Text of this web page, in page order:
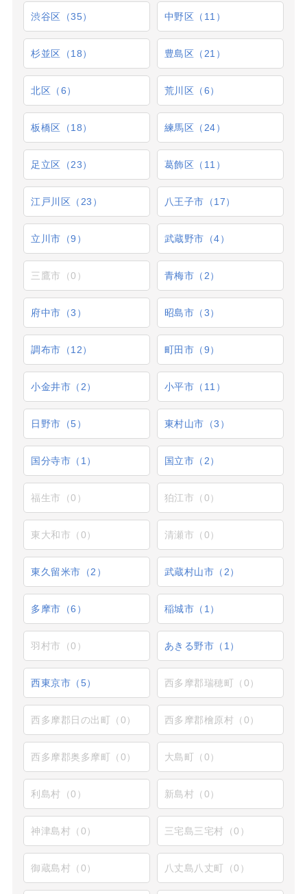
渋谷区（35） 中野区（11）
杉並区（18） 豊島区（21）
北区（6） 荒川区（6）
板橋区（18） 練馬区（24）
足立区（23） 葛飾区（11）
江戸川区（23） 八王子市（17）
立川市（9） 武蔵野市（4）
三鷹市（0） 青梅市（2）
府中市（3） 昭島市（3）
調布市（12） 町田市（9）
小金井市（2） 小平市（11）
日野市（5） 東村山市（3）
国分寺市（1） 国立市（2）
福生市（0） 狛江市（0）
東大和市（0） 清瀬市（0）
東久留米市（2） 武蔵村山市（2）
多摩市（6） 稲城市（1）
羽村市（0） あきる野市（1）
西東京市（5） 西多摩郡瑞穂町（0）
西多摩郡日の出町（0） 西多摩郡檜原村（0）
西多摩郡奥多摩町（0） 大島町（0）
利島村（0） 新島村（0）
神津島村（0） 三宅島三宅村（0）
御蔵島村（0） 八丈島八丈町（0）